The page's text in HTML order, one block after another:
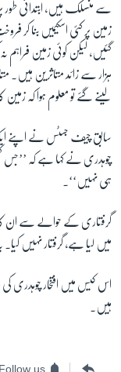
سے منسلک ہیں، ابتدائی
زمین پر کئی اسکیمیں بنا کر
ہزار سے زائد متاثرین ہیں۔
لینے گئے تو معلوم ہوا کہ زمین
سابق چیف جسٹس نے اپنے ایک
چوہدری نے کہا ہے کہ ’’جس
ہی نہیں‘‘۔
گرفتاری کے حوالے سے ان کا
میں لیا ہے، گرفتار نہیں کیا۔
اس کیس میں افتخار چوہدری
ہیں۔
Follow us